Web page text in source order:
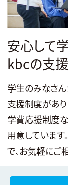
安心して
kbcの支
学生のみなさ
支援制度があり
学費応援制度
用意しています
で、お気軽にご